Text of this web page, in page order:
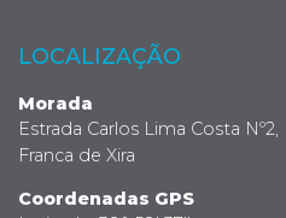
LOCALIZAÇÃO
Morada
Estrada Carlos Lima Costa
Franca de Xira
Coordenadas GPS